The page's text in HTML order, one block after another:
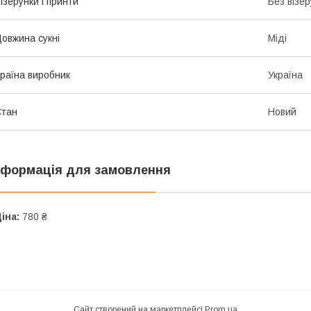
сукні Міді
виробник Україна
Новий
для замовлення
780 ₴